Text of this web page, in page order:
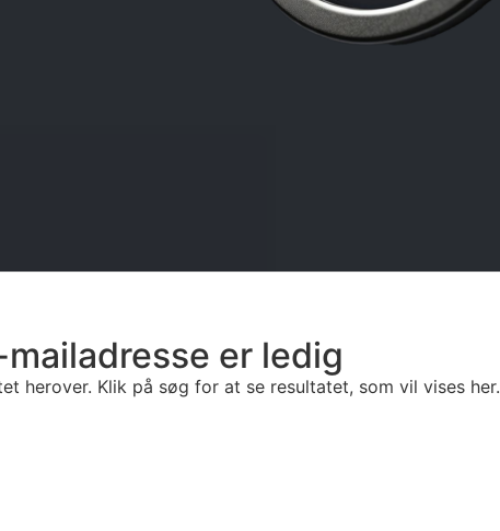
er ledig
herover. Klik på søg for at se resultatet, som vil vises her.